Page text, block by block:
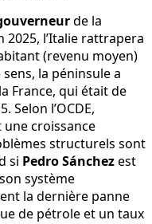
de la
2025, l’Italie rattrapera
(revenu moyen)
la péninsule a
France, qui était de
Selon l’OCDE,
une croissance
structurels sont
si Pedro Sánchezest
système
la dernière panne
de pétrole et un taux